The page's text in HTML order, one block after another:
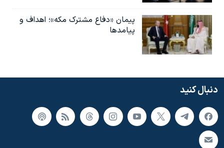
پیمان «دفاع مشترک مکه»؛ اهداف و
پیامدها
دنبال کنید